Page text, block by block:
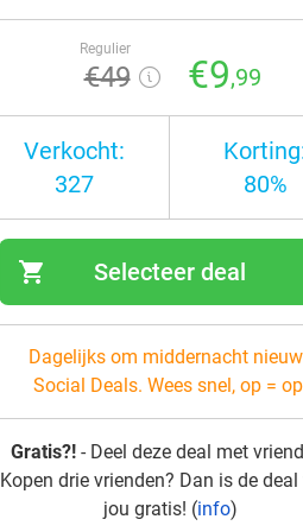
Regulier
€49 €9,99
Verkocht:
327
80%
shopping_cart Selecteer deal
Dagelijks om middernacht
Social Deals. Wees snel, op =
Gratis?! - Deel deze deal met
Kopen drie vrienden? Dan is de
jou gratis! (info)